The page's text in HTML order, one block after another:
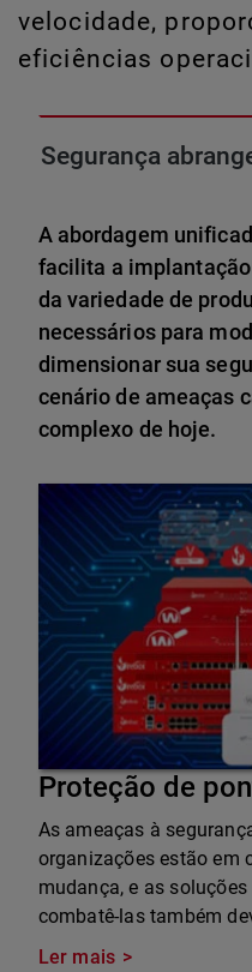
velocidade,
eficiências
Segurança
A abordagem
facilita a
da variedade de
necessários para
dimensionar sua
cenário de ameaças
complexo de hoje.
Proteção de
As ameaças à
organizações estão em
mudança, e as soluções
combatê-las também
Ler mais